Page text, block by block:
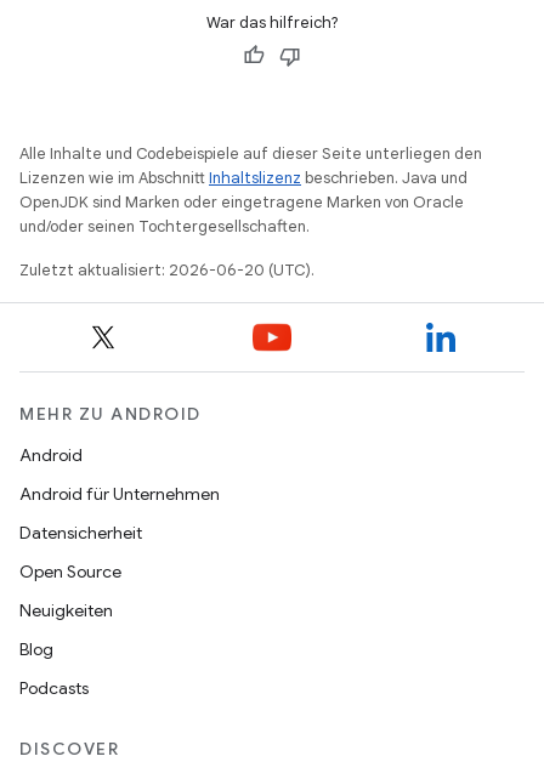
War das hilfreich?
Alle Inhalte und Codebeispiele auf dieser Seite unterliegen den
Lizenzen wie im AbschnittInhaltslizenz beschrieben. Java und
OpenJDK sind Marken oder eingetragene Marken von Oracle
und/oder seinen Tochtergesellschaften.
Zuletzt aktualisiert: 2026-06-20 (UTC).
MEHR ZU ANDROID
Android
Android für Unternehmen
Datensicherheit
Open Source
Neuigkeiten
Blog
Podcasts
DISCOVER